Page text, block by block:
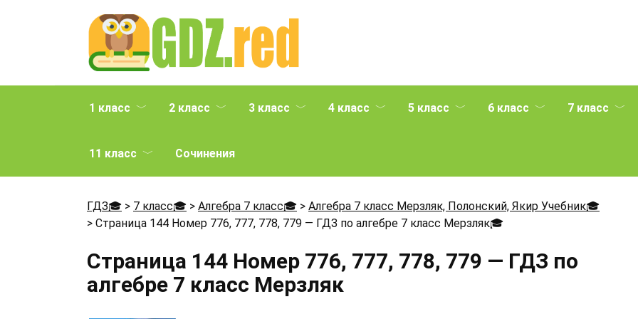
1 класс 2 класс 3 класс 4 класс 5 класс 6 класс 7 класс
11 класс Сочинения
ГДЗ🎓 > 7 класс🎓 > Алгебра 7 класс🎓 > Алгебра 7 класс Мерзляк, Полонский, Якир Учебник🎓
> Страница 144 Номер 776, 777, 778, 779 — ГДЗ по алгебре 7 класс Мерзляк🎓
Страница 144 Номер 776, 777, 778, 779 — ГДЗ по
алгебре 7 класс Мерзляк